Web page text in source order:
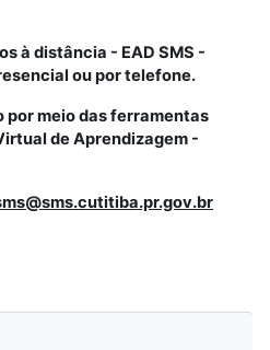
à distância - EAD SMS -
ou por telefone.
por meio das ferramentas
de Aprendizagem -